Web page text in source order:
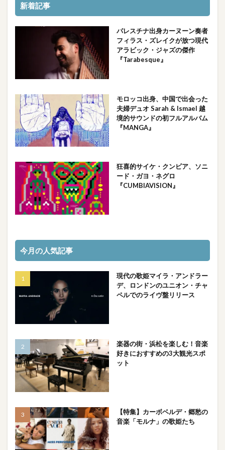
新着記事
パレスチナ出身カーヌーン奏者
フィラス・ズレイクが放つ現代
アラビック・ジャズの傑作
『Tarabesque』
モロッコ出身、中国で出会った
夫婦デュオ Sarah & Ismael 越
境的サウンドの初フルアルバム
『MANGA』
狂喜的サイケ・クンビア、ソニ
ード・ガヨ・ネグロ
『CUMBIAVISION』
今月の人気記事
現代の歌姫マイラ・アンドラー
デ、ロンドンのユニオン・チャ
ペルでのライヴ盤リリース
楽器の街・浜松を楽しむ！音楽
好きにおすすめの3大観光スポ
ット
【特集】カーボベルデ・郷愁の
音楽「モルナ」の歌姫たち